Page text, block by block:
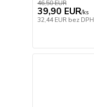
46,50 EUR
39,90 EUR/ks
32,44 EUR bez DPH